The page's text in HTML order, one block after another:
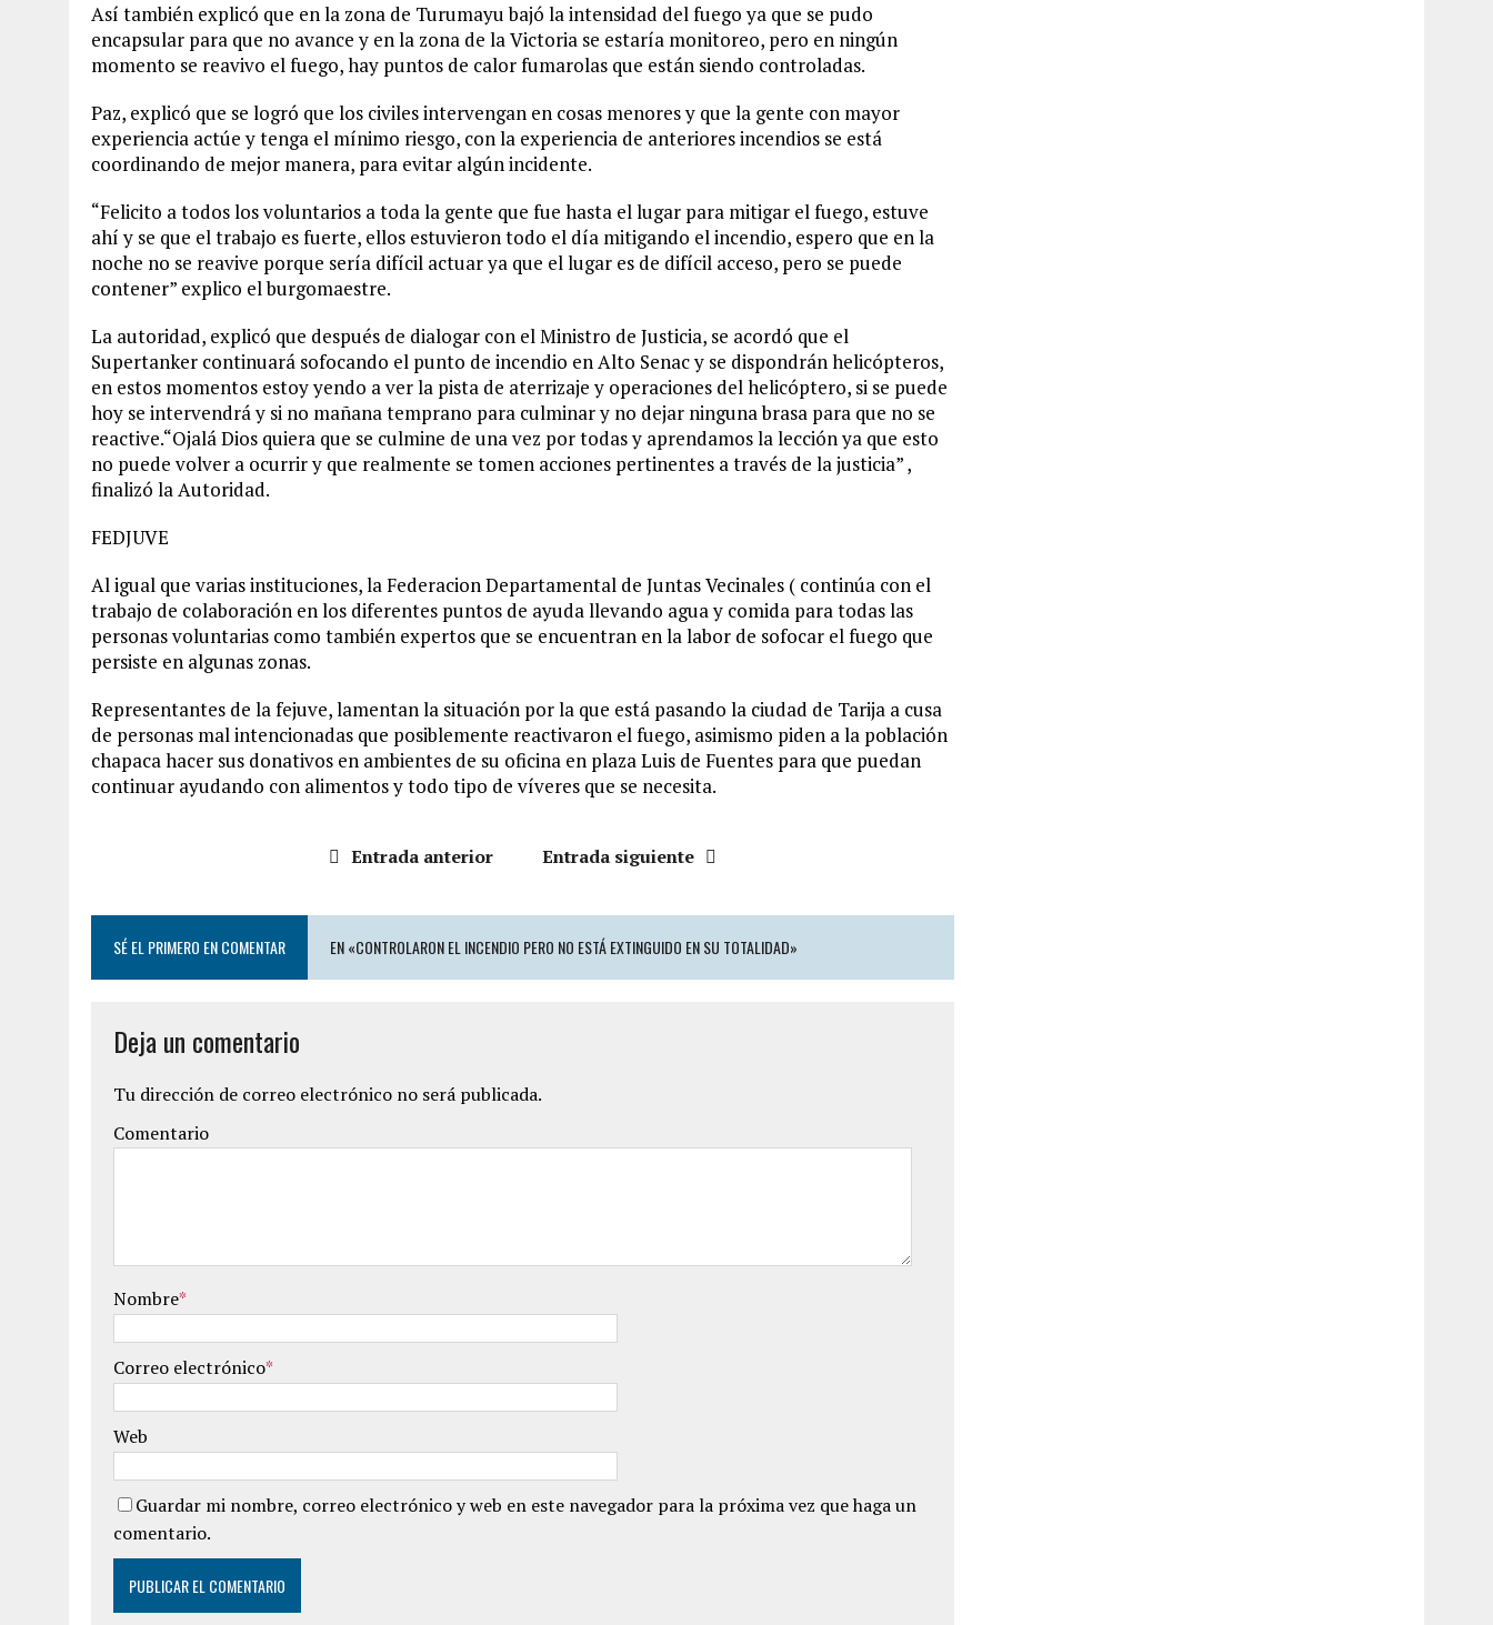
Así también explicó que en la zona de Turumayu bajó la intensidad del fuego ya que se pudo
encapsular para que no avance y en la zona de la Victoria se estaría monitoreo, pero en ningún
momento se reavivo el fuego, hay puntos de calor fumarolas que están siendo controladas.
Paz, explicó que se logró que los civiles intervengan en cosas menores y que la gente con mayor
experiencia actúe y tenga el mínimo riesgo, con la experiencia de anteriores incendios se está
coordinando de mejor manera, para evitar algún incidente.
“Felicito a todos los voluntarios a toda la gente que fue hasta el lugar para mitigar el fuego, estuve
ahí y se que el trabajo es fuerte, ellos estuvieron todo el día mitigando el incendio, espero que en la
noche no se reavive porque sería difícil actuar ya que el lugar es de difícil acceso, pero se puede
contener” explico el burgomaestre.
La autoridad, explicó que después de dialogar con el Ministro de Justicia, se acordó que el
Supertanker continuará sofocando el punto de incendio en Alto Senac y se dispondrán helicópteros,
en estos momentos estoy yendo a ver la pista de aterrizaje y operaciones del helicóptero, si se puede
hoy se intervendrá y si no mañana temprano para culminar y no dejar ninguna brasa para que no se
reactive.“Ojalá Dios quiera que se culmine de una vez por todas y aprendamos la lección ya que esto
no puede volver a ocurrir y que realmente se tomen acciones pertinentes a través de la justicia” ,
finalizó la Autoridad.
FEDJUVE
Al igual que varias instituciones, la Federacion Departamental de Juntas Vecinales ( continúa con el
trabajo de colaboración en los diferentes puntos de ayuda llevando agua y comida para todas las
personas voluntarias como también expertos que se encuentran en la labor de sofocar el fuego que
persiste en algunas zonas.
Representantes de la fejuve, lamentan la situación por la que está pasando la ciudad de Tarija a cusa
de personas mal intencionadas que posiblemente reactivaron el fuego, asimismo piden a la población
chapaca hacer sus donativos en ambientes de su oficina en plaza Luis de Fuentes para que puedan
continuar ayudando con alimentos y todo tipo de víveres que se necesita.
Entrada anterior Entrada siguiente
SÉ EL PRIMERO EN COMENTAR EN «CONTROLARON EL INCENDIO PERO NO ESTÁ EXTINGUIDO EN SU TOTALIDAD»
Deja un comentario
Tu dirección de correo electrónico no será publicada.
Comentario
Nombre*
Correo electrónico*
Web
Guardar mi nombre, correo electrónico y web en este navegador para la próxima vez que haga un
comentario.